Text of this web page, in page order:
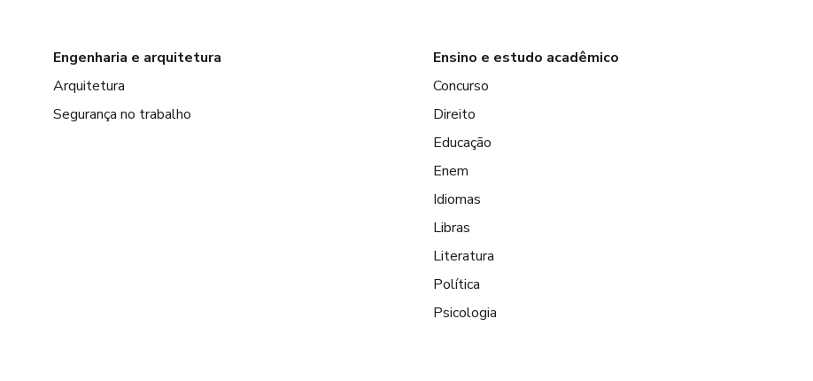
Engenharia e arquitetura
Arquitetura
Segurança no trabalho
Ensino e estudo acadêmico
Concurso
Direito
Educação
Enem
Idiomas
Libras
Literatura
Política
Psicologia